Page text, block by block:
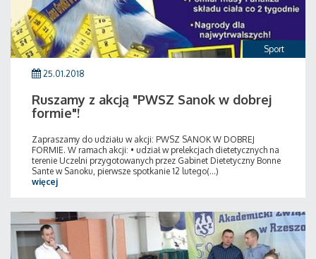
Sport
25.01.2018
Ruszamy z akcją "PWSZ Sanok w dobrej
formie"!
Zapraszamy do udziału w akcji: PWSZ SANOK W DOBREJ
FORMIE. W ramach akcji: • udział w prelekcjach dietetycznych na
terenie Uczelni przygotowanych przez Gabinet Dietetyczny Bonne
Sante w Sanoku, pierwsze spotkanie 12 lutego(...)
więcej